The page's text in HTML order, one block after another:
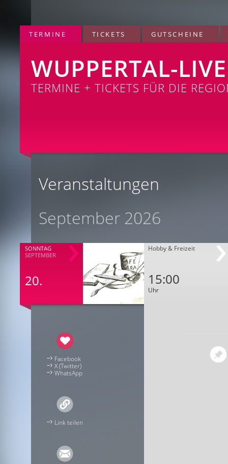
TERMINE TICKETS GUTSCHEINE
WUPPERTAL-LIVE
TERMINE + TICKETS FÜR DIE
Veranstaltungen
September 2026
SONNTAG
SEPTEMBER
20.
Hobby & Freizeit
15:00
Uhr
Facebook
X (Twitter)
WhatsApp
Link teilen